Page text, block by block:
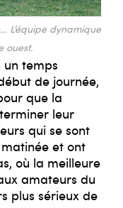
L’équipe dynamique
ouest.
un temps
de journée,
que la
leur
qui se sont
et ont
où la meilleure
amateurs du
plus sérieux de